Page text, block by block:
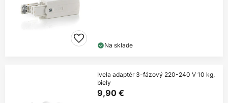
Na sklade
Ivela adaptér 3-fázový 220-240 V 10 kg,
biely
9,90 €